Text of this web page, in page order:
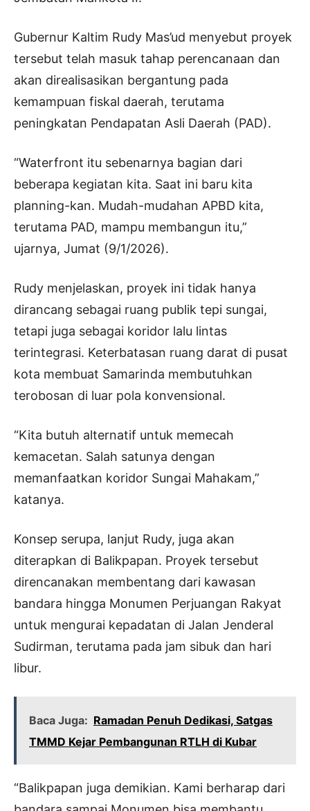
Gubernur Kaltim Rudy Mas’ud menyebut proyek
tersebut telah masuk tahap perencanaan dan
akan direalisasikan bergantung pada
kemampuan fiskal daerah, terutama
peningkatan Pendapatan Asli Daerah (PAD).
“Waterfront itu sebenarnya bagian dari
beberapa kegiatan kita. Saat ini baru kita
planning-kan. Mudah-mudahan APBD kita,
terutama PAD, mampu membangun itu,”
ujarnya, Jumat (9/1/2026).
Rudy menjelaskan, proyek ini tidak hanya
dirancang sebagai ruang publik tepi sungai,
tetapi juga sebagai koridor lalu lintas
terintegrasi. Keterbatasan ruang darat di pusat
kota membuat Samarinda membutuhkan
terobosan di luar pola konvensional.
“Kita butuh alternatif untuk memecah
kemacetan. Salah satunya dengan
memanfaatkan koridor Sungai Mahakam,”
katanya.
Konsep serupa, lanjut Rudy, juga akan
diterapkan di Balikpapan. Proyek tersebut
direncanakan membentang dari kawasan
bandara hingga Monumen Perjuangan Rakyat
untuk mengurai kepadatan di Jalan Jenderal
Sudirman, terutama pada jam sibuk dan hari
libur.
Baca Juga: Ramadan Penuh Dedikasi, Satgas
TMMD Kejar Pembangunan RTLH di Kubar
“Balikpapan juga demikian. Kami berharap dari